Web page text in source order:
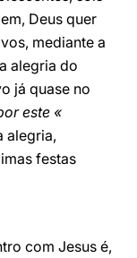
Deus quer
mediante a
alegria do
já quase no
este «
alegria,
festas
com Jesus é,